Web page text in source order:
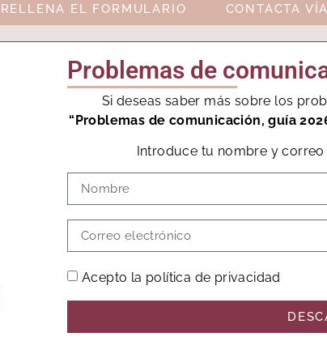
RELLENA EL FORMULARIO CONTACTA
Problemas de
Si deseas saber más sobre los
“Problemas de comunicación, guía
Introduce tu nombre y
Acepto la política de privacidad